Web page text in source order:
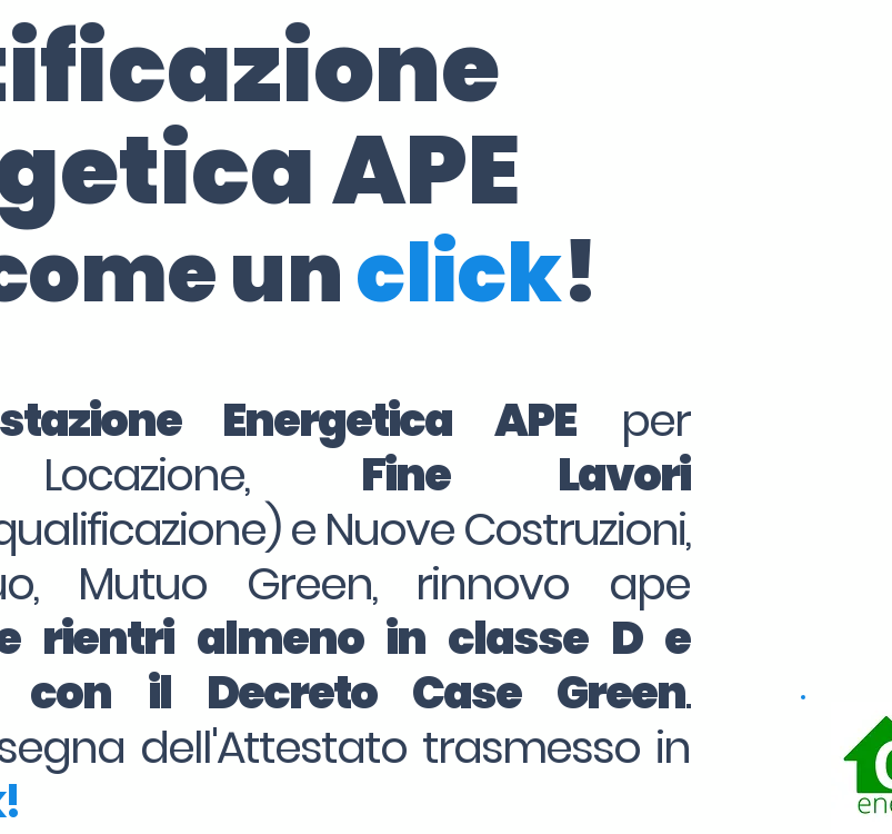
APE
unclick!
Energetica APEper
Locazione, Fine Lavori
e Nuove Costruzioni,
Mutuo Green, rinnovo ape
rientri almeno in classe D e
il Decreto Case Green.
dell'Attestato trasmesso in